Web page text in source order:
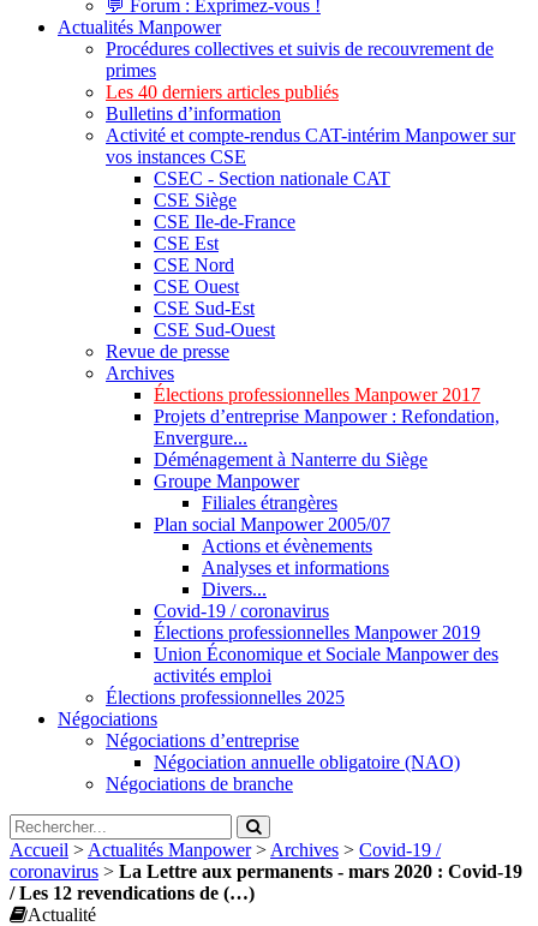
💬 Forum : Exprimez-vous !
Actualités Manpower
Procédures collectives et suivis de recouvrement de
primes
Les 40 derniers articles publiés
Bulletins d’information
Activité et compte-rendus CAT-intérim Manpower sur
vos instances CSE
CSEC - Section nationale CAT
CSE Siège
CSE Ile-de-France
CSE Est
CSE Nord
CSE Ouest
CSE Sud-Est
CSE Sud-Ouest
Revue de presse
Archives
Élections professionnelles Manpower 2017
Projets d’entreprise Manpower : Refondation,
Envergure...
Déménagement à Nanterre du Siège
Groupe Manpower
Filiales étrangères
Plan social Manpower 2005/07
Actions et évènements
Analyses et informations
Divers...
Covid-19 / coronavirus
Élections professionnelles Manpower 2019
Union Économique et Sociale Manpower des
activités emploi
Élections professionnelles 2025
Négociations
Négociations d’entreprise
Négociation annuelle obligatoire (NAO)
Négociations de branche
Accueil > Actualités Manpower> Archives > Covid-19 /
coronavirus > La Lettre aux permanents - mars 2020 : Covid-19
/ Les 12 revendications de (…)
Actualité